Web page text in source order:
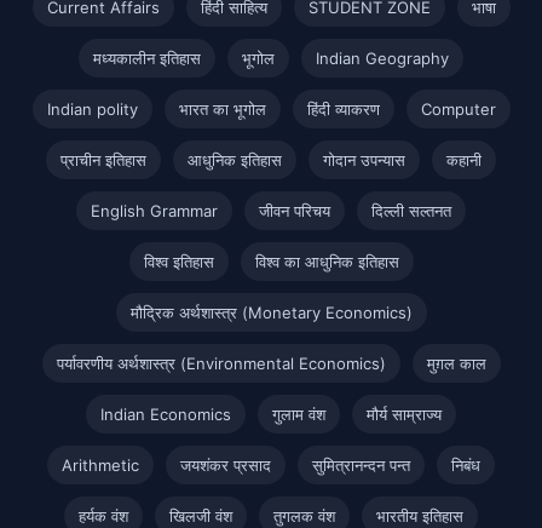
Current Affairs हिंदी साहित्य STUDENT ZONE भाषा
मध्यकालीन इतिहास भूगोल Indian Geography
Indian polity भारत का भूगोल हिंदी व्याकरण Computer
प्राचीन इतिहास आधुनिक इतिहास गोदान उपन्यास कहानी
English Grammar जीवन परिचय दिल्ली सल्तनत
विश्व इतिहास विश्व का आधुनिक इतिहास
मौद्रिक अर्थशास्त्र (Monetary Economics)
पर्यावरणीय अर्थशास्त्र (Environmental Economics) मुग़ल काल
Indian Economics गुलाम वंश मौर्य साम्राज्य
Arithmetic जयशंकर प्रसाद सुमित्रानन्दन पन्त निबंध
हर्यक वंश खिलजी वंश तुगलक वंश भारतीय इतिहास